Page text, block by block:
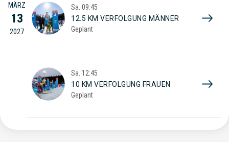
MÄRZ
13
2027
Sa. 09:45
12.5 KM VERFOLGUNG MÄNNER
Geplant
Sa. 12:45
10 KM VERFOLGUNG FRAUEN
Geplant